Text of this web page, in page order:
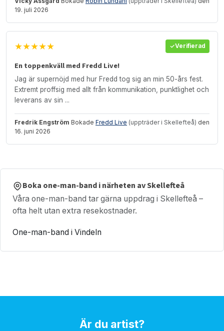
19. juli 2026
★★★★★ Verifierad
En toppenkväll med Fredd Live!
Jag är supernöjd med hur Fredd tog sig an min 50-års fest.
Extremt proffsig med allt från kommunikation, punktlighet och
leverans av sin ...
Fredrik Engström Bokade Fredd Live (uppträder i Skellefteå) den
16. juni 2026
Boka one-man-band i närheten av Skellefteå
Våra one-man-band tar gärna uppdrag i Skellefteå –
ofta helt utan extra resekostnader.
One-man-band i Vindeln
Är du artist?